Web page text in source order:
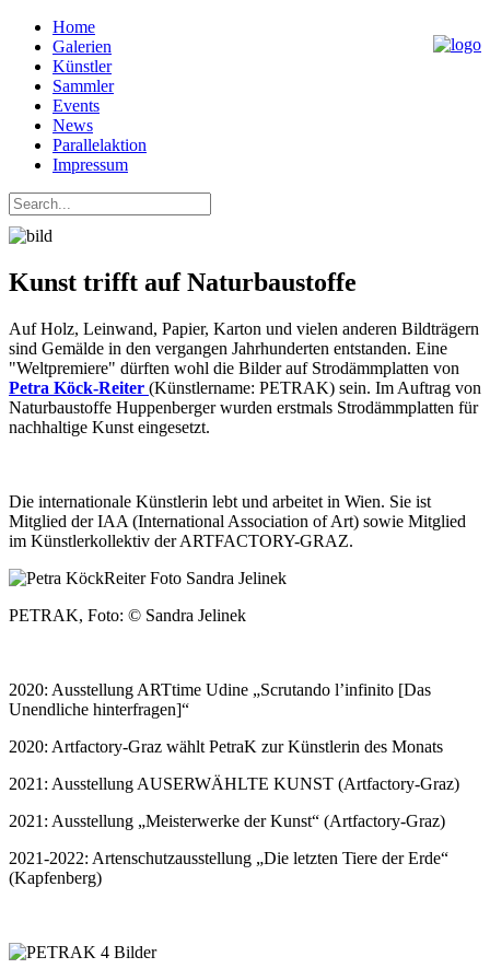
Home
Galerien
Künstler
Sammler
Events
News
Parallelaktion
Impressum
Kunst trifft auf Naturbaustoffe
Auf Holz, Leinwand, Papier, Karton und vielen anderen Bildträgern
sind Gemälde in den vergangen Jahrhunderten entstanden. Eine
"Weltpremiere" dürften wohl die Bilder auf Strodämmplatten von
Petra Köck-Reiter (Künstlername: PETRAK) sein. Im Auftrag von
Naturbaustoffe Huppenberger wurden erstmals Strodämmplatten für
nachhaltige Kunst eingesetzt.
Die internationale Künstlerin lebt und arbeitet in Wien. Sie ist
Mitglied der IAA (International Association of Art) sowie Mitglied
im Künstlerkollektiv der ARTFACTORY-GRAZ.
PETRAK, Foto: © Sandra Jelinek
2020: Ausstellung ARTtime Udine „Scrutando l’infinito [Das
Unendliche hinterfragen]“
2020: Artfactory-Graz wählt PetraK zur Künstlerin des Monats
2021: Ausstellung AUSERWÄHLTE KUNST (Artfactory-Graz)
2021: Ausstellung „Meisterwerke der Kunst“ (Artfactory-Graz)
2021-2022: Artenschutzausstellung „Die letzten Tiere der Erde“
(Kapfenberg)